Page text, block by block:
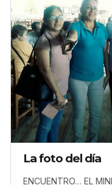
La foto del día
ENCUENTRO… EL